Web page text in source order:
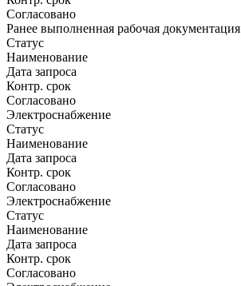
Согласовано
Ранее выполненная рабочая документация
Статус
Наименование
Дата запроса
Контр. срок
Согласовано
Электроснабжение
Статус
Наименование
Дата запроса
Контр. срок
Согласовано
Электроснабжение
Статус
Наименование
Дата запроса
Контр. срок
Согласовано